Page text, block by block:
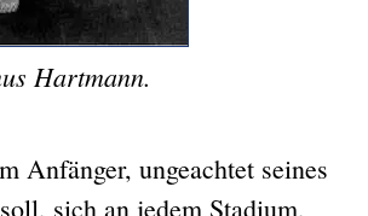
Hartmann.
ungeachtet seines
sich an jedem Stadium,